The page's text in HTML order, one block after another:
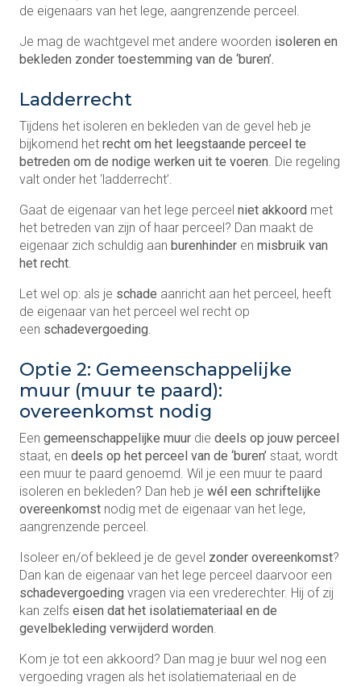
de eigenaars van het lege, aangrenzende perceel.
Je mag de wachtgevel met andere woorden isoleren en
bekleden zonder toestemming van de ‘buren’.
Ladderrecht
Tijdens het isoleren en bekleden van de gevel heb je
bijkomend het recht om het leegstaande perceel te
betreden om de nodige werken uit te voeren. Die regeling
valt onder het ‘ladderrecht’.
Gaat de eigenaar van het lege perceel niet akkoord met
het betreden van zijn of haar perceel? Dan maakt de
eigenaar zich schuldig aan burenhinder en misbruik van
het recht.
Let wel op: als je schade aanricht aan het perceel, heeft
de eigenaar van het perceel wel recht op
een schadevergoeding.
Optie 2: Gemeenschappelijke
muur (muur te paard):
overeenkomst nodig
Een gemeenschappelijke muur die deels op jouw perceel
staat, en deels op het perceel van de ‘buren’ staat, wordt
een muur te paard genoemd. Wil je een muur te paard
isoleren en bekleden? Dan heb je wél een schriftelijke
overeenkomst nodig met de eigenaar van het lege,
aangrenzende perceel.
Isoleer en/of bekleed je de gevel zonder overeenkomst?
Dan kan de eigenaar van het lege perceel daarvoor een
schadevergoeding vragen via een vrederechter. Hij of zij
kan zelfs eisen dat het isolatiemateriaal en de
gevelbekleding verwijderd worden.
Kom je tot een akkoord? Dan mag je buur wel nog een
vergoeding vragen als het isolatiemateriaal en de